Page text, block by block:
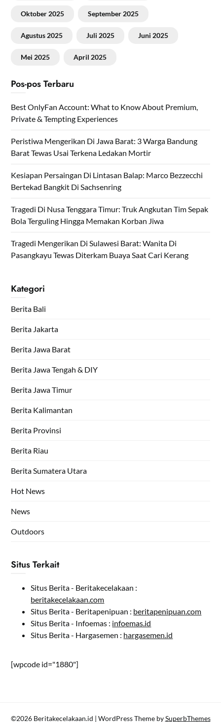
Oktober 2025 September 2025
Agustus 2025 Juli 2025 Juni 2025
Mei 2025 April 2025
Pos-pos Terbaru
Best OnlyFan Account: What to Know About Premium,
Private & Tempting Experiences
Peristiwa Mengerikan Di Jawa Barat: 3 Warga Bandung
Barat Tewas Usai Terkena Ledakan Mortir
Kesiapan Persaingan Di Lintasan Balap: Marco Bezzecchi
Bertekad Bangkit Di Sachsenring
Tragedi Di Nusa Tenggara Timur: Truk Angkutan Tim Sepak
Bola Terguling Hingga Memakan Korban Jiwa
Tragedi Mengerikan Di Sulawesi Barat: Wanita Di
Pasangkayu Tewas Diterkam Buaya Saat Cari Kerang
Kategori
Berita Bali
Berita Jakarta
Berita Jawa Barat
Berita Jawa Tengah & DIY
Berita Jawa Timur
Berita Kalimantan
Berita Provinsi
Berita Riau
Berita Sumatera Utara
Hot News
News
Outdoors
Situs Terkait
Situs Berita - Beritakecelakaan :
beritakecelakaan.com
Situs Berita - Beritapenipuan : beritapenipuan.com
Situs Berita - Infoemas : infoemas.id
Situs Berita - Hargasemen : hargasemen.id
[wpcode id="1880"]
©2026 Beritakecelakaan.id | WordPress Theme bySuperbThemes